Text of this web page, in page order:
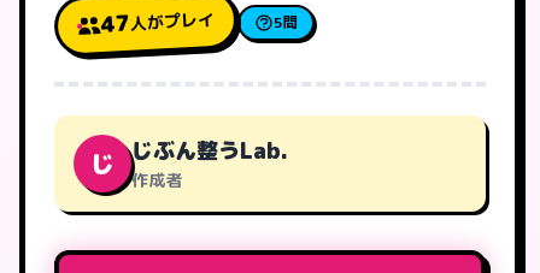
47人がプレイ 5問
じ じぶん整うLab.
作成者